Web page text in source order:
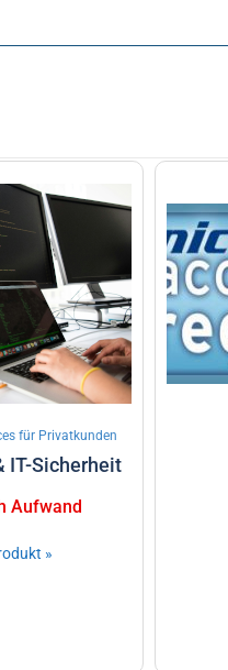
für Privatkunden
IT-Sicherheit
Aufwand
»